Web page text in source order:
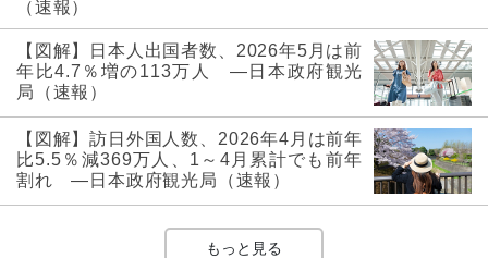
（速報）
【図解】日本人出国者数、2026年5月は前
年比4.7％増の113万人 ―日本政府観光
局（速報）
【図解】訪日外国人数、2026年4月は前年
比5.5％減369万人、1～4月累計でも前年
割れ ―日本政府観光局（速報）
もっと見る